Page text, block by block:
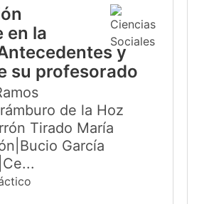
en la
y
su profesorado
de la Hoz
Tirado María
García